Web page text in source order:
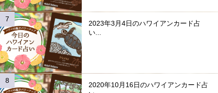
2023年3月4日のハワイアンカード占
い...
2020年10月16日のハワイアンカード占